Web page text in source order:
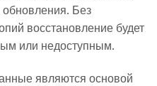
Без
восстановление будет
или недоступным.
являются основой